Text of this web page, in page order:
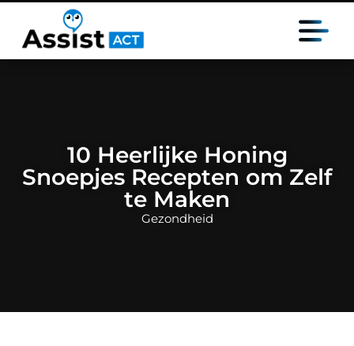
10 Heerlijke Honing
Snoepjes Recepten om Zelf
te Maken
Gezondheid